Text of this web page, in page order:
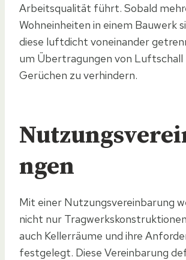
Arbeitsqualität führt. Sobald
Wohneinheiten in einem Bauwerk
diese luftdicht voneinander
um Übertragungen von Luftschall
Gerüchen zu verhindern.
ngen
Mit einer Nutzungsvereinbarung
nicht nur
auch Kellerräume und ihre
festgelegt. Diese Vereinbarung